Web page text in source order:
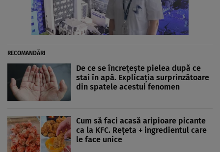
RECOMANDĂRI
De ce se încrețește pielea după ce
stai în apă. Explicația surprinzătoare
din spatele acestui fenomen
Cum să faci acasă aripioare picante
ca la KFC. Rețeta + ingredientul care
le face unice